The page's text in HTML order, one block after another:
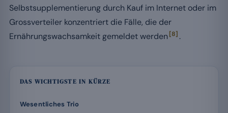
Selbstsupplementierung durch Kauf im Internet oder im
Grossverteiler konzentriert die Fälle, die der
Ernährungswachsamkeit gemeldet werden [8] .
DAS WICHTIGSTE IN KÜRZE
Wesentliches Trio